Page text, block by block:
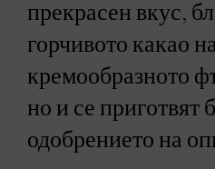
прекрасен вкус,
горчивото какао
кремообразното
но и се приготвят
одобрението на